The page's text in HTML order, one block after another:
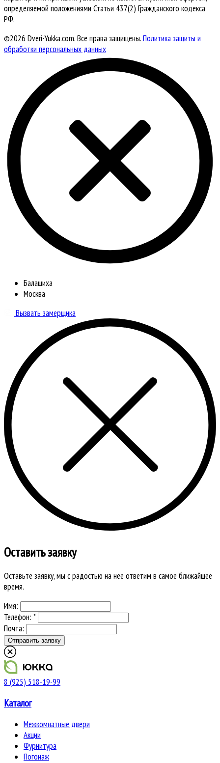
определяемой положениями Статьи 437(2) Гражданского кодекса
РФ.
©2026 Dveri-Yukka.com. Все права защищены.Политика защиты и
обработки персональных данных
Балашиха
Москва
Вызвать замерщика
Оставить заявку
Оставьте заявку, мы с радостью на нее ответим в самое ближайшее
время.
Имя:
Телефон: *
Почта:
8 (925) 518-19-99
Каталог
Межкомнатные двери
Акции
Фурнитура
Погонаж